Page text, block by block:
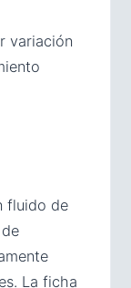
variación
fluido de
La ficha